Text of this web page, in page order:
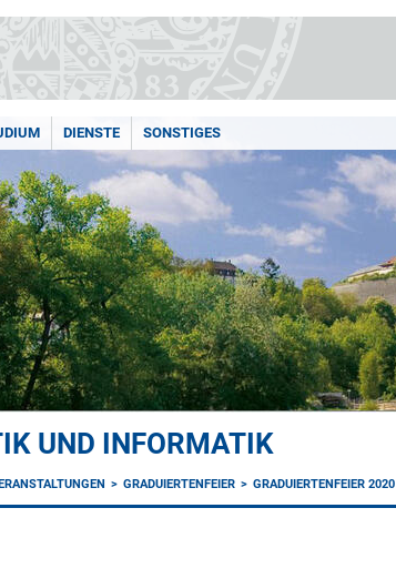
DIENSTE SONSTIGES
UND INFORMATIK
GRADUIERTENFEIER GRADUIERTENFEIER 2020